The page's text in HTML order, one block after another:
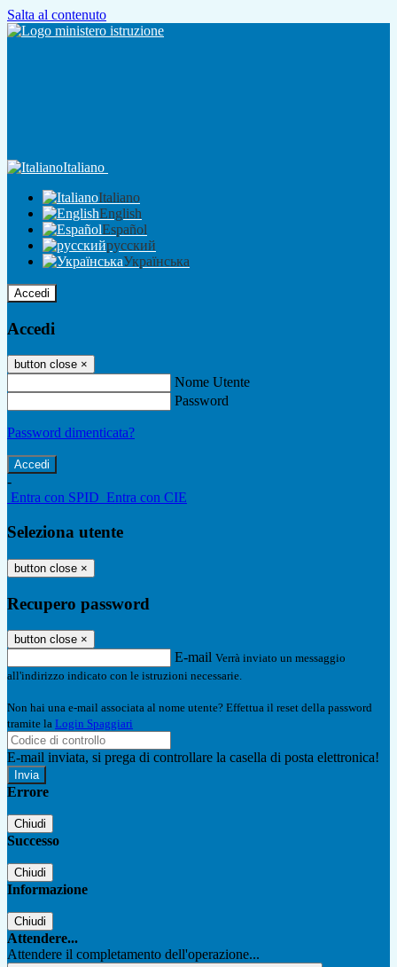
Salta al contenuto
Italiano
Italiano
English
Español
русский
Українська
Accedi
Accedi
button close ×
Nome Utente
Password
Password dimenticata?
-
Entra con SPID Entra con CIE
Seleziona utente
button close ×
Recupero password
button close ×
E-mail Verrà inviato un messaggio
all'indirizzo indicato con le istruzioni necessarie.
Non hai una e-mail associata al nome utente? Effettua il reset della password
tramite la Login Spaggiari
E-mail inviata, si prega di controllare la casella di posta elettronica!
Errore
Chiudi
Successo
Chiudi
Informazione
Chiudi
Attendere...
Attendere il completamento dell'operazione...